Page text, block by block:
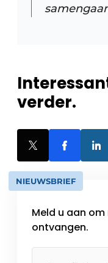
verder.
NIEUWSBRIEF
Meld u aan
ontvangen.